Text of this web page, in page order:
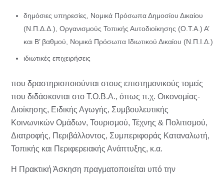
δημόσιες υπηρεσίες, Νομικά Πρόσωπα Δημοσίου Δικαίου
(Ν.Π.Δ.Δ.), Οργανισμούς Τοπικής Αυτοδιοίκησης (Ο.Τ.Α.) Α’
και Β’ βαθμού, Νομικά Πρόσωπα Ιδιωτικού Δικαίου (Ν.Π.Ι.Δ.)
ιδιωτικές επιχειρήσεις
που δραστηριοποιούνται στους επιστημονικούς τομείς
που διδάσκονται στο Τ.Ο.Β.Α., όπως π.χ. Οικονομίας-
Διοίκησης, Ειδικής Αγωγής, Συμβουλευτικής
Κοινωνικών Ομάδων, Τουρισμού, Τέχνης & Πολιτισμού,
Διατροφής, Περιβάλλοντος, Συμπεριφοράς Καταναλωτή,
Τοπικής και Περιφερειακής Ανάπτυξης, κ.α.
Η Πρακτική Άσκηση πραγματοποιείται υπό την